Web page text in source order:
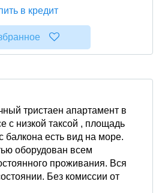
в кредит
тристаен апартамент в
с низкой таксой , площадь
балкона есть вид на море.
оборудован всем
проживания. Вся
Без комиссии от